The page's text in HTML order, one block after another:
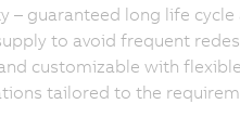
– guaranteed long life cycle
to avoid frequent
customizable with flexible
tailored to the